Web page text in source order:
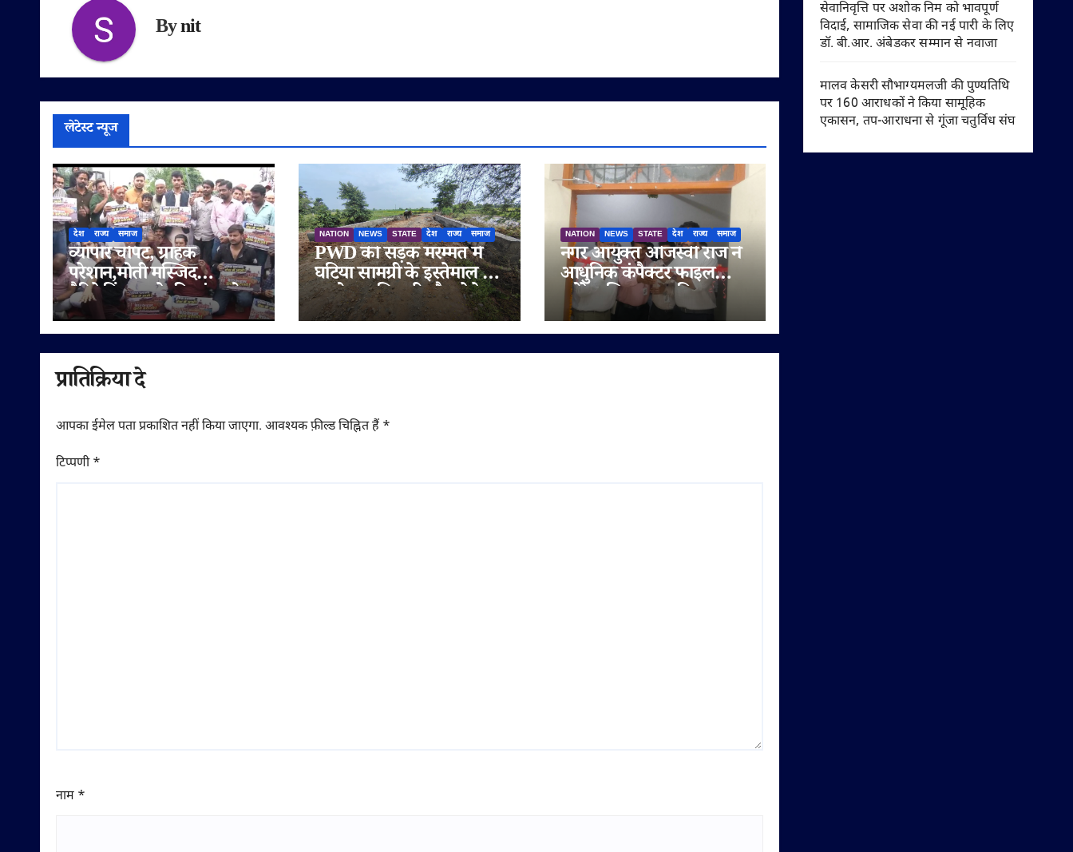
Bynit
लेटेस्ट न्यूज
देश राज्य समाज
व्यापार चौपट, ग्राहक
परेशान,मोती मस्जिद
बैरिकेडिंग हटाने की मांग को
लेकर सड़क पर उतरे व्यापारी
NATION NEWS STATE देश राज्य समाज
PWD की सड़क मरम्मत में
घटिया सामग्री के इस्तेमाल के
आरोप, अधिकारी मौन; ठेकेदार
पर दोबारा गुणवत्ता से
समझौता करने का आरोप
NATION NEWS STATE देश राज्य समाज
नगर आयुक्त ओजस्वी राज ने
आधुनिक कंपैक्टर फाइल
स्टोरेज सिस्टम का किया
शुभारंभ
प्रातिक्रिया दे
आपका ईमेल पता प्रकाशित नहीं किया जाएगा. आवश्यक फ़ील्ड चिह्नित हैं *
टिप्पणी*
नाम *
सेवानिवृत्ति पर अशोक निम को भावपूर्ण
विदाई, सामाजिक सेवा की नई पारी के लिए
डॉ. बी.आर. अंबेडकर सम्मान से नवाजा
मालव केसरी सौभाग्यमलजी की पुण्यतिथि
पर 160 आराधकों ने किया सामूहिक
एकासन, तप-आराधना से गूंजा चतुर्विध संघ